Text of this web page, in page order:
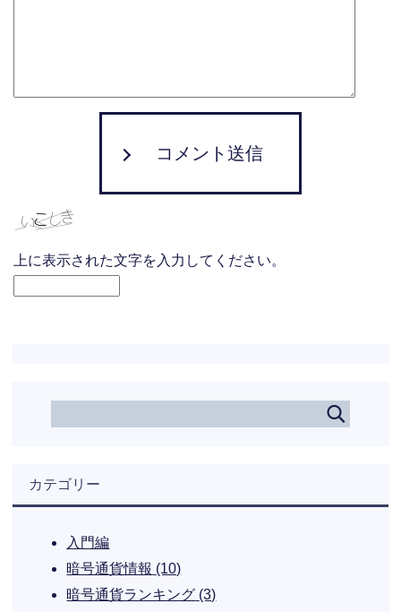
コメント送信
上に表示された文字を入力してください。
カテゴリー
入門編
暗号通貨情報 (10)
暗号通貨ランキング (3)